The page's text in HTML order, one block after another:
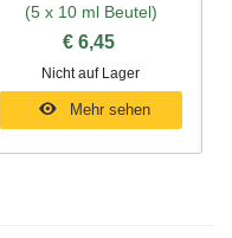
(5 x 10 ml Beutel)
€ 6,45
Nicht auf Lager
Mehr sehen